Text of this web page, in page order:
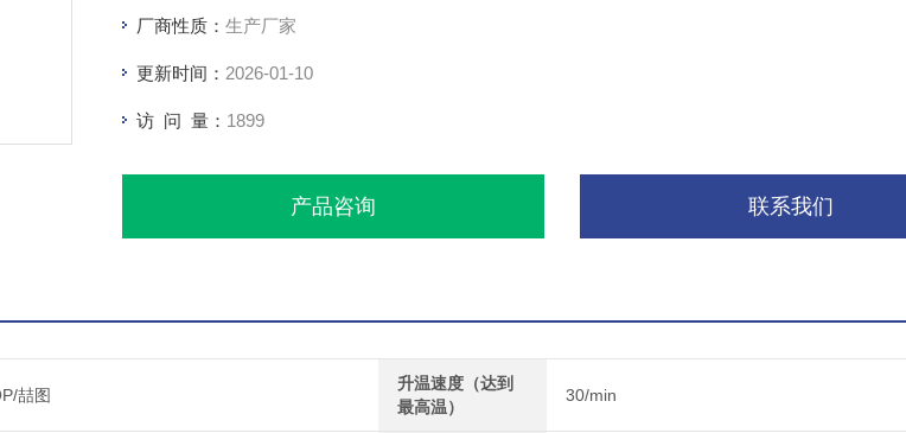
厂商性质： 生产厂家
更新时间： 2026-01-10
访 问 量： 1899
产品咨询 联系我们
喆图
升温速度（达到
最高温）
30/min